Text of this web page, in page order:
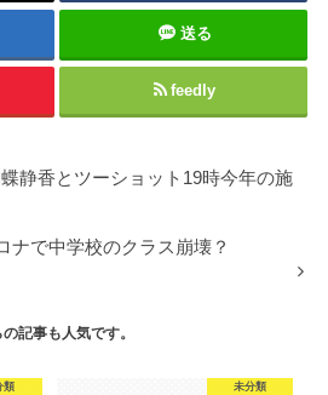
送る
feedly
静香とツーショット19時今年の施
ナで中学校のクラス崩壊？
記事も人気です。
類 未分類